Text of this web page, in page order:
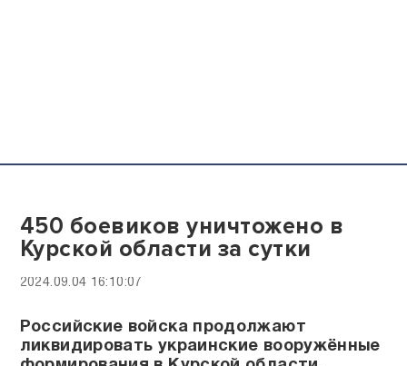
450 боевиков уничтожено в
Курской области за сутки
2024.09.04 16:10:07
Российские войска продолжают
ликвидировать украинские вооружённые